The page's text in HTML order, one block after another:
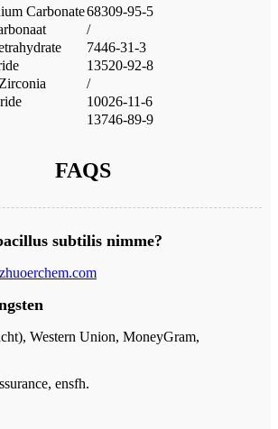
Carbonate68309-95-5
/
7446-31-3
13520-92-8
/
10026-11-6
13746-89-9
FAQS
subtilis nimme?
Western Union, MoneyGram,
ensfh.